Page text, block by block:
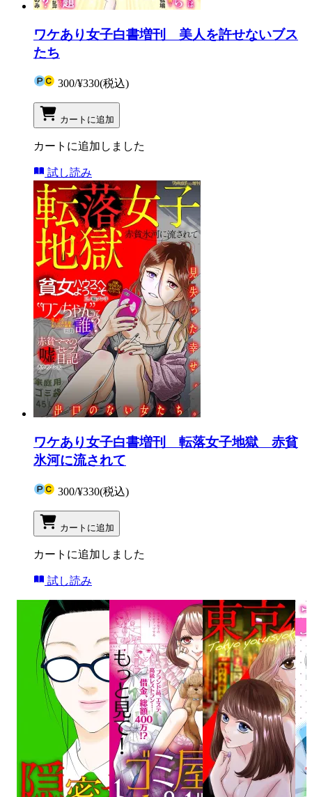
ワケあり女子白書増刊 美人を許せないブス
たち
300/¥330(税込)
カートに追加
カートに追加しました
試し読み
ワケあり女子白書増刊 転落女子地獄 赤貧
氷河に流されて
300/¥330(税込)
カートに追加
カートに追加しました
試し読み